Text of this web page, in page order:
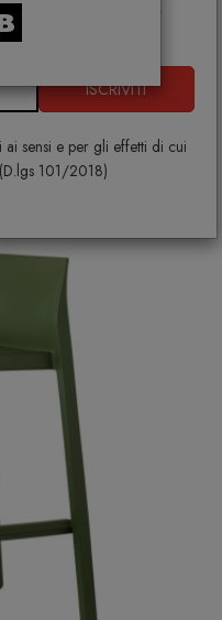
Samsung, Faber,
VG, Slide
ISCRIVITI
sensi e per gli effetti di cui
101/2018)